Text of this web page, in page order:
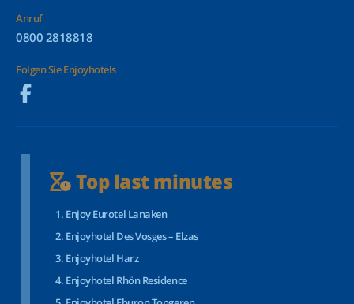
Anruf
0800 2818818
Folgen Sie Enjoyhotels
Top last minutes
Enjoy Eurotel Lanaken
Enjoyhotel Des Vosges – Elzas
Enjoyhotel Harz
Enjoyhotel Rhön Residence